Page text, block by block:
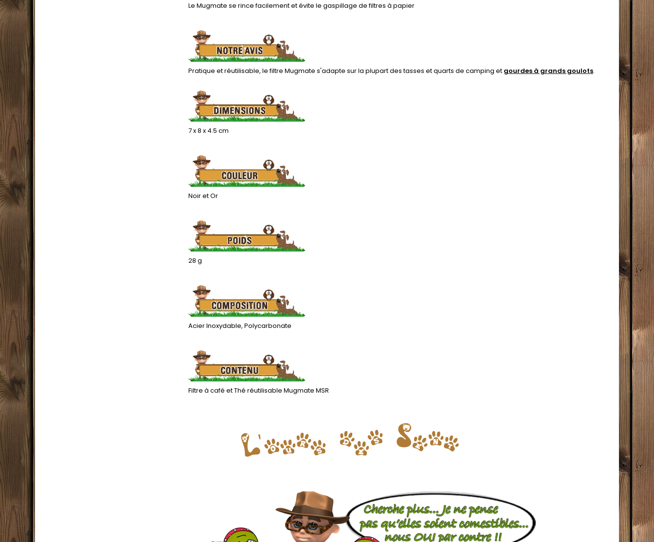
Le Mugmate se rince facilement et évite le gaspillage de filtres à papier
.
Pratique et réutilisable, le filtre Mugmate s'adapte sur la plupart des tasses et quarts de camping et gourdes à grands goulots.
.
7 x 8 x 4.5 cm
.
Noir et Or
.
28 g
.
Acier Inoxydable, Polycarbonate
.
Filtre à café et Thé réutilisable Mugmate MSR
.